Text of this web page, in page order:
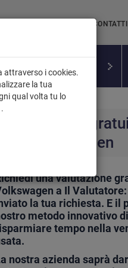
CONTATTI
Valutazione
tua Volkswagen
una valutazione
a Il
la tua richiesta. E il
metodo innovativo
tempo nella
nostra azienda saprà
attraverso i cookies.
la tua
qual volta tu lo
.